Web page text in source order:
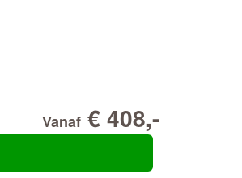
Vanaf € 408,-